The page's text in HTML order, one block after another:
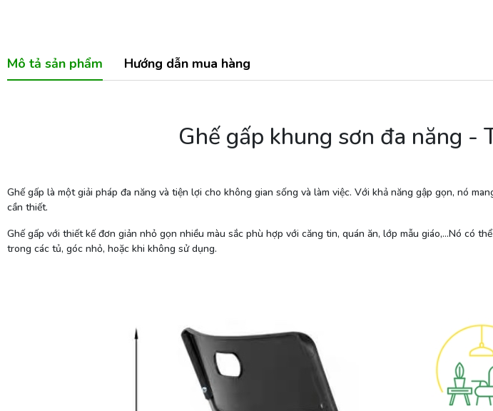
Mô tả sản phẩm Hướng dẫn mua hàng
Ghế gấp khung sơn đa năng -
Ghế gấp là một giải pháp đa năng và tiện lợi cho không gian sống và làm việc. Với khả năng gập gọn, nó
cần thiết.
Ghế gấp với thiết kế đơn giản nhỏ gọn nhiều màu sắc phù hợp với căng tin, quán ăn, lớp mẫu giáo,…Nó có
trong các tủ, góc nhỏ, hoặc khi không sử dụng.